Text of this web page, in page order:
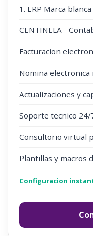
1. ERP Marca
CENTINELA -
Facturacion
Nomina electronica
Actualizaciones y
Soporte tecnico 24/
Consultorio virtual
Plantillas y macros
Configuracion